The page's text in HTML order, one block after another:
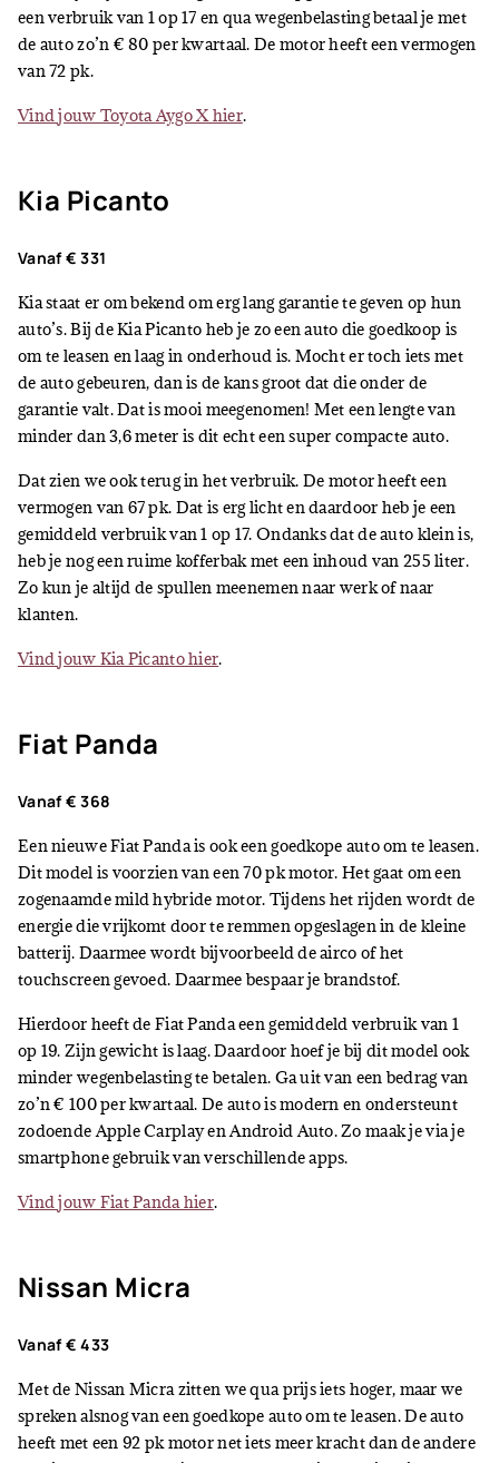
een verbruik van 1 op 17 en qua wegenbelasting betaal je met
de auto zo’n € 80 per kwartaal. De motor heeft een vermogen
van 72 pk.
Vind jouw Toyota Aygo X hier.
Kia Picanto
Vanaf € 331
Kia staat er om bekend om erg lang garantie te geven op hun
auto’s. Bij de Kia Picanto heb je zo een auto die goedkoop is
om te leasen en laag in onderhoud is. Mocht er toch iets met
de auto gebeuren, dan is de kans groot dat die onder de
garantie valt. Dat is mooi meegenomen! Met een lengte van
minder dan 3,6 meter is dit echt een super compacte auto.
Dat zien we ook terug in het verbruik. De motor heeft een
vermogen van 67 pk. Dat is erg licht en daardoor heb je een
gemiddeld verbruik van 1 op 17. Ondanks dat de auto klein is,
heb je nog een ruime kofferbak met een inhoud van 255 liter.
Zo kun je altijd de spullen meenemen naar werk of naar
klanten.
Vind jouw Kia Picanto hier.
Fiat Panda
Vanaf € 368
Een nieuwe Fiat Panda is ook een goedkope auto om te leasen.
Dit model is voorzien van een 70 pk motor. Het gaat om een
zogenaamde mild hybride motor. Tijdens het rijden wordt de
energie die vrijkomt door te remmen opgeslagen in de kleine
batterij. Daarmee wordt bijvoorbeeld de airco of het
touchscreen gevoed. Daarmee bespaar je brandstof.
Hierdoor heeft de Fiat Panda een gemiddeld verbruik van 1
op 19. Zijn gewicht is laag. Daardoor hoef je bij dit model ook
minder wegenbelasting te betalen. Ga uit van een bedrag van
zo’n € 100 per kwartaal. De auto is modern en ondersteunt
zodoende Apple Carplay en Android Auto. Zo maak je via je
smartphone gebruik van verschillende apps.
Vind jouw Fiat Panda hier.
Nissan Micra
Vanaf € 433
Met de Nissan Micra zitten we qua prijs iets hoger, maar we
spreken alsnog van een goedkope auto om te leasen. De auto
heeft met een 92 pk motor net iets meer kracht dan de andere